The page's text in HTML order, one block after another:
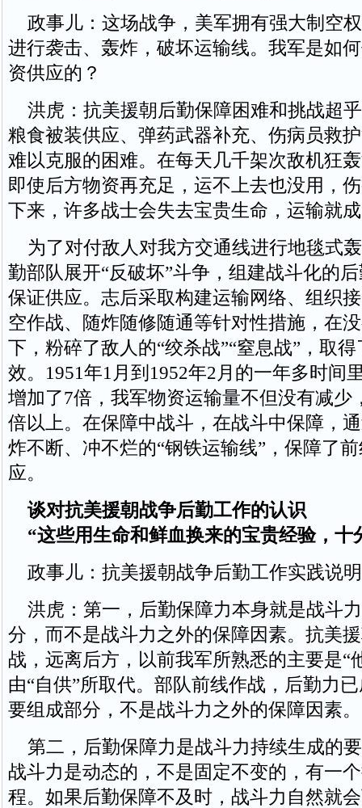
政事儿：这场战争，美军拥有强大制空
进行袭击、轰炸，破坏运输线。我军是如
资供应的？
洪虎：抗美援朝后勤保障困难和挑战超
粮食被装供应、弹药武器补充、伤病员救
难以克服的困难。在每天几千架次敌机狂
即使后方物资再充足，运不上去也没用，
下来，许多战士会失去宝贵生命，运输就
为了对付敌人对我方交通线进行地毯式
勤部队展开“反破坏”斗争，组建战斗化的
保证供应。志后采取构建运输网络、组织
空作战、随炸随修随通等针对性措施，在
下，粉碎了敌人的“绞杀战”“窒息战”，取
效。1951年1月到1952年2月的一年多时间
增加了7倍，我军物资运输量不但没有减少
倍以上。在保障中战斗，在战斗中保障，
炸不断、冲不烂的“钢铁运输线”，保障了
应。
谈对抗美援朝战争后勤工作的认识
“这些用生命和鲜血换来的宝贵经验，十
政事儿：抗美援朝战争后勤工作实践说
洪虎：第一，后勤保障力本身就是战斗
分，而不是战斗力之外的保障因素。抗美
战，远离后方，以前我军所熟悉的主要是“
由“自供”所取代。部队前线作战，后勤力
要组成部分，不是战斗力之外的保障因素。
第二，后勤保障力是战斗力持续生成的
战斗力是动态的，不是固定不变的，有一
程。如果后勤保障不及时，战斗力自然就